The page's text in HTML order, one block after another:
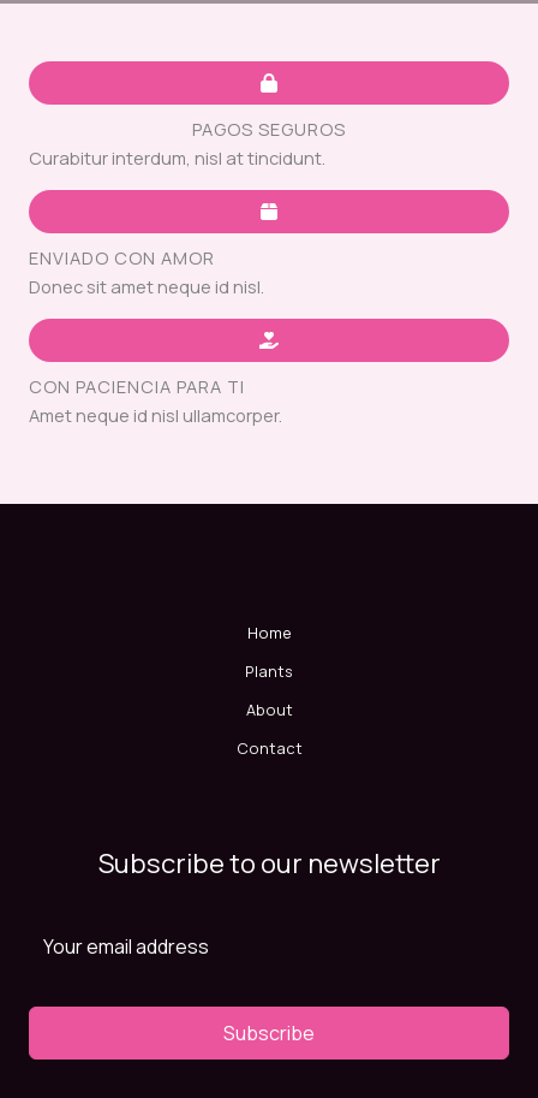
PAGOS SEGUROS
Curabitur interdum, nisl at tincidunt.
ENVIADO CON AMOR
Donec sit amet neque id nisl.
CON PACIENCIA PARA TI
Amet neque id nisl ullamcorper.
Home
Plants
About
Contact
Subscribe to our newsletter
Subscribe